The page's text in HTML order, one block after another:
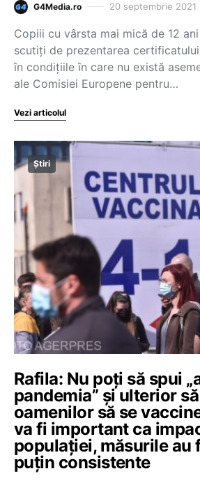
G4Media.ro 20 septembrie 2021
Copiii cu vârsta mai mică de 12
scutiţi de prezentarea
în condiţiile în care nu există
ale Comisiei Europene pentru…
Vezi articolul
Știri
Rafila: Nu poți să spui
pandemia” și ulterior
oamenilor să se
va fi important ca
populației, măsurile au
puțin consistente